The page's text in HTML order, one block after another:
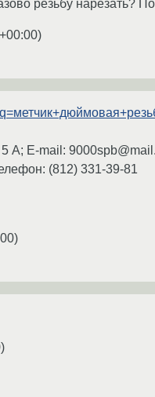
резьбу нарезать?
)
А; E-mail:
(812) 331-39-81
)
)